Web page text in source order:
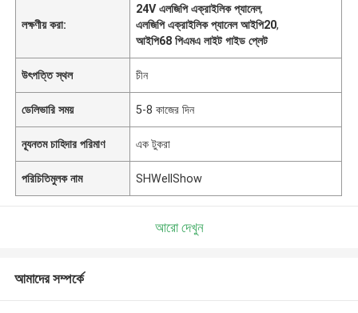
লক্ষণীয় করা:
24V এলজিপি এক্রাইলিক প্যানেল,
এলজিপি এক্রাইলিক প্যানেল আইপি20,
আইপি68 পিএমএ লাইট গাইড প্লেট
উৎপত্তি স্থল চীন
ডেলিভারি সময় 5-8 কাজের দিন
ন্যূনতম চাহিদার পরিমাণ এক টুকরা
পরিচিতিমুলক নাম SHWellShow
আরো দেখুন
আমাদের সম্পর্কে